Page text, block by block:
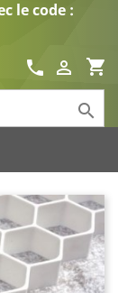
le code :
shopping_cart

call
